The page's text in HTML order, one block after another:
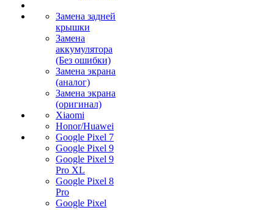
Замена задней
крышки
Замена
аккумулятора
(Без ошибки)
Замена экрана
(аналог)
Замена экрана
(оригинал)
Xiaomi
Honor/Huawei
Google Pixel 7
Google Pixel 9
Google Pixel 9
Pro XL
Google Pixel 8
Pro
Google Pixel